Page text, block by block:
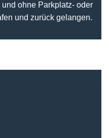
ohne Parkplatz- oder
und zurück gelangen.